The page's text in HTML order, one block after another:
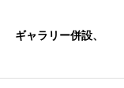
ギャラリー併設、